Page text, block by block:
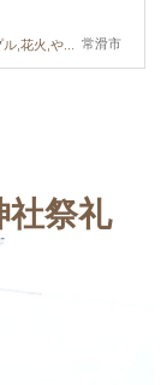
常滑市
観光,季節ネタ,家族,カップル,花火,やきもの
社祭礼